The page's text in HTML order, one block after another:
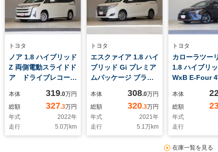
トヨタ
ノア 1.8 ハイブリッド
Z 両側電動スライドド
ア ドライブレコーダ
ラ ETC 衝突被害軽
減ブレーキ
Bluetooth接続 フル
セグTV 純正アルミ
ホイール LEDヘッド
本体 319.0万円
総額
327.3万円
年式
2022年
走行
5.0万km
トヨタ
エスクァイア 1.8 ハイ
ブリッド Gi プレミア
ムパッケージ ブラッ
ニター ドライブレコ
ーダー ナビ バック
カメラ ETC 衝突被
害軽減ブレーキ
Bluetooth接続
本体 308.0万円
総額
320.3万円
年式
2021年
走行
5.1万km
トヨタ
カローラツー
1.8 ハイブリ
WxB E-Four
ETC 衝突被
レーキ
続 フルセグ
正アルミホイ
マートキー
本体
総額
年式
走行
在庫一覧を見る